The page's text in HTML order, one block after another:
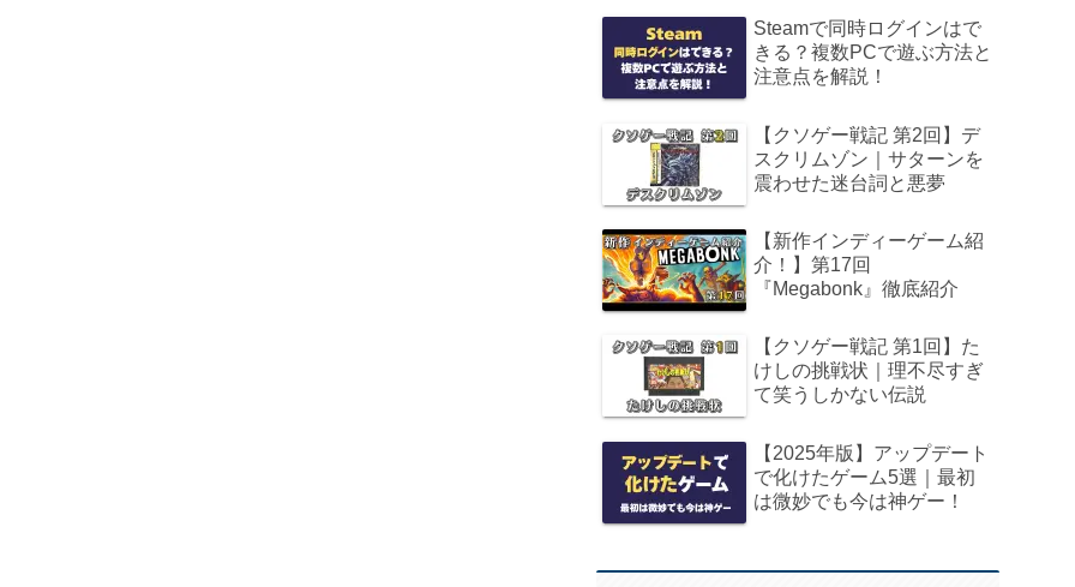
Steamで同時ログインはで
きる？複数PCで遊ぶ方法と
注意点を解説！
【クソゲー戦記 第2回】デ
スクリムゾン｜サターンを
震わせた迷台詞と悪夢
【新作インディーゲーム紹
介！】第17回
『Megabonk』徹底紹介
【クソゲー戦記 第1回】た
けしの挑戦状｜理不尽すぎ
て笑うしかない伝説
【2025年版】アップデート
で化けたゲーム5選｜最初
は微妙でも今は神ゲー！